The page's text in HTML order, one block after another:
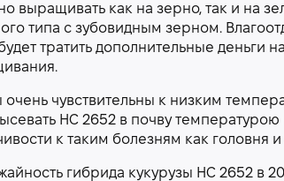
выращивать как на зерно, так и на
типа с зубовидным зерном.
тратить дополнительные деньги
чувствительны к низким
НС 2652 в почву температурою
к таким болезням как головня
гибрида кукурузы НС 2652 в